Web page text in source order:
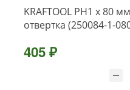
KRAFTOOL PH1 х 80
отвертка (250084-1-
405 ₽